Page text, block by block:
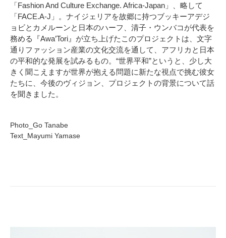
「Fashion And Culture Exchange. Africa-Japan」、略して
「FACE.A-J」。ナイジェリアを故郷に持つブッキーアデジ
ョビとカメルーンと日本のハーフ、清子・ウンバコが代表を
務める『Awa’Tori』が立ち上げたこのプロジェクトは、文字
通りファッション産業の文化交流を通して、アフリカと日本
の平和的な発展を試みるもの。“世界平和”というと、少し大
きく聞こえますが世界が抱える問題に新たな視点で挑む彼女
たちに、今後のヴィジョン、プロジェクトの背景について話
を聞きました。
Photo_Go Tanabe
Text_Mayumi Yamase